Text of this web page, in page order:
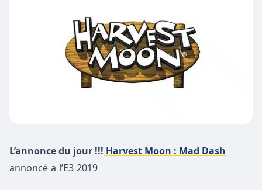
L’annonce du jour !!! Harvest Moon : Mad Dash
annoncé a l’E3 2019